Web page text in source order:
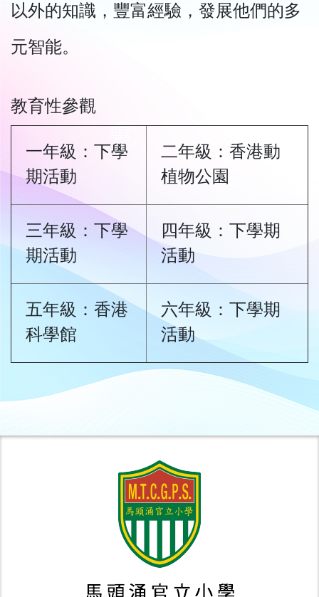
以外的知識，豐富經驗，發展他們的多
元智能。
教育性參觀
一年級：下學
期活動
二年級：香港動
植物公園
三年級：下學
期活動
四年級：下學期
活動
五年級：香港
科學館
六年級：下學期
活動